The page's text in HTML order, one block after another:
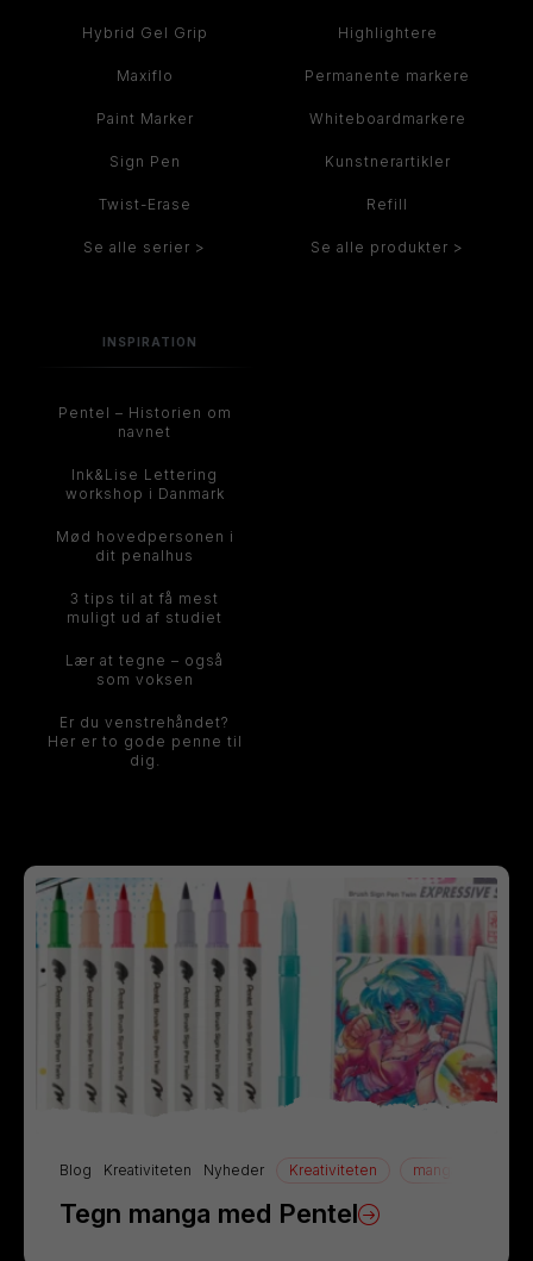
Blog Kreativiteten Nyheder Kreativiteten manga
Tegn manga med Pentel
Hybrid Gel Grip
Maxiflo
Paint Marker
Sign Pen
Twist-Erase
Se alle serier >
Highlightere
Permanente markere
Whiteboardmarkere
Kunstnerartikler
Refill
Se alle produkter >
INSPIRATION
Pentel – Historien om
navnet
Ink&Lise Lettering
workshop i Danmark
Mød hovedpersonen i
dit penalhus
3 tips til at få mest
muligt ud af studiet
Lær at tegne – også
som voksen
Er du venstrehåndet?
Her er to gode penne til
dig.